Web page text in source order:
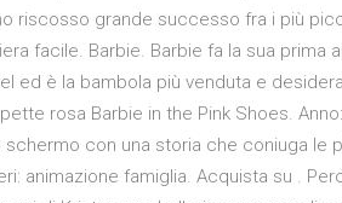
riscosso grande successo fra i più
facile. Barbie. Barbie fa la sua prima
ed è la bambola più venduta e
rosa Barbie in the Pink Shoes.
schermo con una storia che coniuga le
animazione famiglia. Acquista su .